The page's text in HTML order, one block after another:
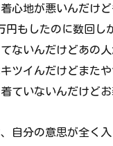
心地が悪いんだけ
円もしたのに数回し
ないんだけどあの
ツイんだけどまた
ていないんだけど
自分の意思が全く